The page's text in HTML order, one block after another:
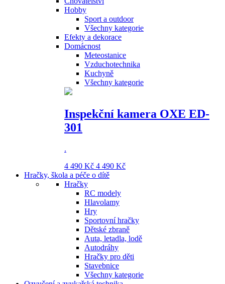
Hobby
Sport a outdoor
Všechny kategorie
Efekty a dekorace
Domácnost
Meteostanice
Vzduchotechnika
Kuchyně
Všechny kategorie
Inspekční kamera OXE ED-
301
.
4 490 Kč 4 490 Kč
Hračky, škola a péče o dítě
Hračky
RC modely
Hlavolamy
Hry
Sportovní hračky
Dětské zbraně
Auta, letadla, lodě
Autodráhy
Hračky pro děti
Stavebnice
Všechny kategorie